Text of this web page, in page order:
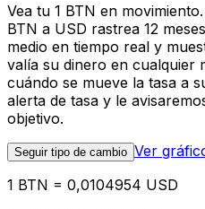
Vea tu 1 BTN en
BTN a USD rastrea 12
medio en tiempo real y
valía su dinero en cualquier
cuándo se mueve la tasa a
alerta de tasa y le
objetivo.
Seguir tipo de cambio Ver
1 BTN = 0,0104954 USD